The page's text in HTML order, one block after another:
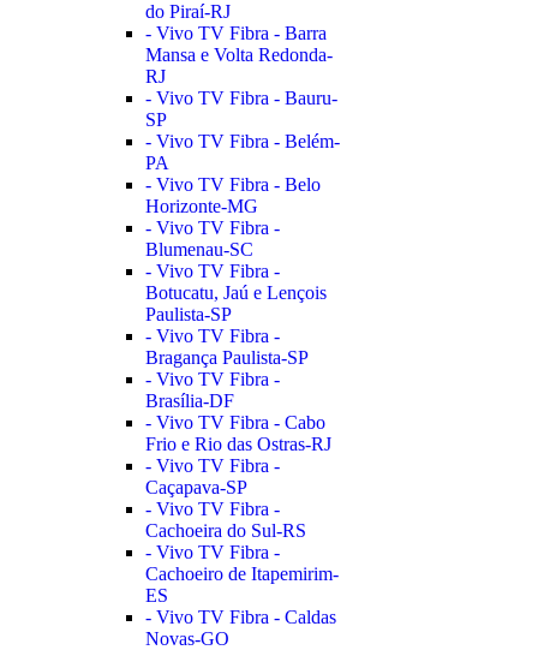
do Piraí-RJ
- Vivo TV Fibra - Barra
Mansa e Volta Redonda-
RJ
- Vivo TV Fibra - Bauru-
SP
- Vivo TV Fibra - Belém-
PA
- Vivo TV Fibra - Belo
Horizonte-MG
- Vivo TV Fibra -
Blumenau-SC
- Vivo TV Fibra -
Botucatu, Jaú e Lençois
Paulista-SP
- Vivo TV Fibra -
Bragança Paulista-SP
- Vivo TV Fibra -
Brasília-DF
- Vivo TV Fibra - Cabo
Frio e Rio das Ostras-RJ
- Vivo TV Fibra -
Caçapava-SP
- Vivo TV Fibra -
Cachoeira do Sul-RS
- Vivo TV Fibra -
Cachoeiro de Itapemirim-
ES
- Vivo TV Fibra - Caldas
Novas-GO